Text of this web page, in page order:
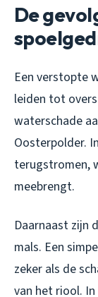
De
Een verstopte
leiden tot
waterschade
Oosterpolder.
terugstromen,
meebrengt.
Daarnaast zijn
mals. Een
zeker als de
van het riool.